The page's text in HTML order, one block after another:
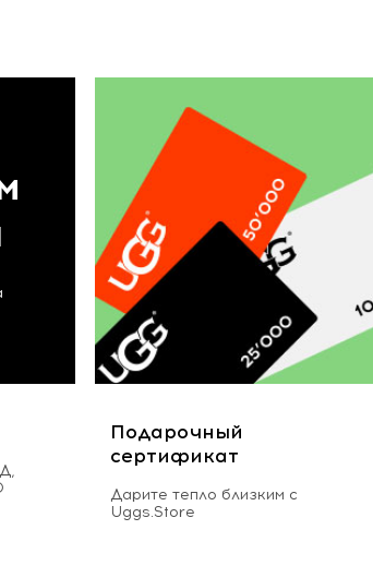
Подарочный
сертификат
Дарите тепло близким с
Uggs.Store